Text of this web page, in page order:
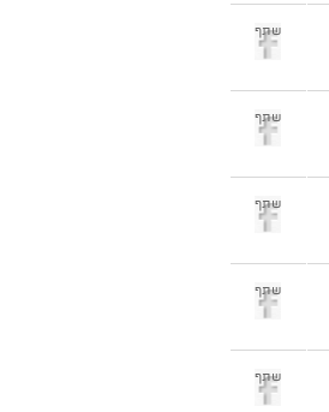
שתף
שתף
שתף
שתף
שתף